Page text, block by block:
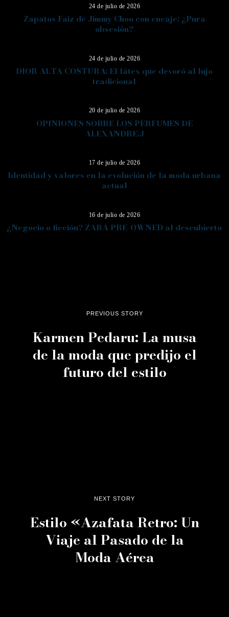
24 de julio de 2026
Zapatos Faiz de Jimmy Choo con encaje: ¿Pura
obsesión?
24 de julio de 2026
DIOR ALTA COSTURA: El látex que devoró al lujo
tradicional
20 de julio de 2026
OPINIONES SOBRE LOS PERFUMES DE
ALEXANDRE.J
17 de julio de 2026
Identidad y valores en la evolución de la moda urbana
actual
16 de julio de 2026
¿Negocio o ficción? ZARA PRE-OWNED al descubierto
PREVIOUS STORY
Karmen Pedaru: La musa
de la moda que predijo el
futuro del estilo
NEXT STORY
Estilo «Azafata Retro: Un
Viaje al Pasado de la
Moda Aérea